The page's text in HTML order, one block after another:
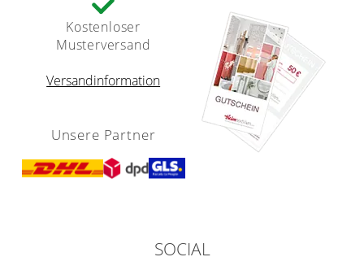
Kostenloser
Musterversand
Versandinformation
Unsere Partner
SOCIAL